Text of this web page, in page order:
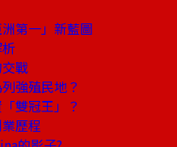
第一」新藍圖
戰
強殖民地？
雙冠王」？
歷程